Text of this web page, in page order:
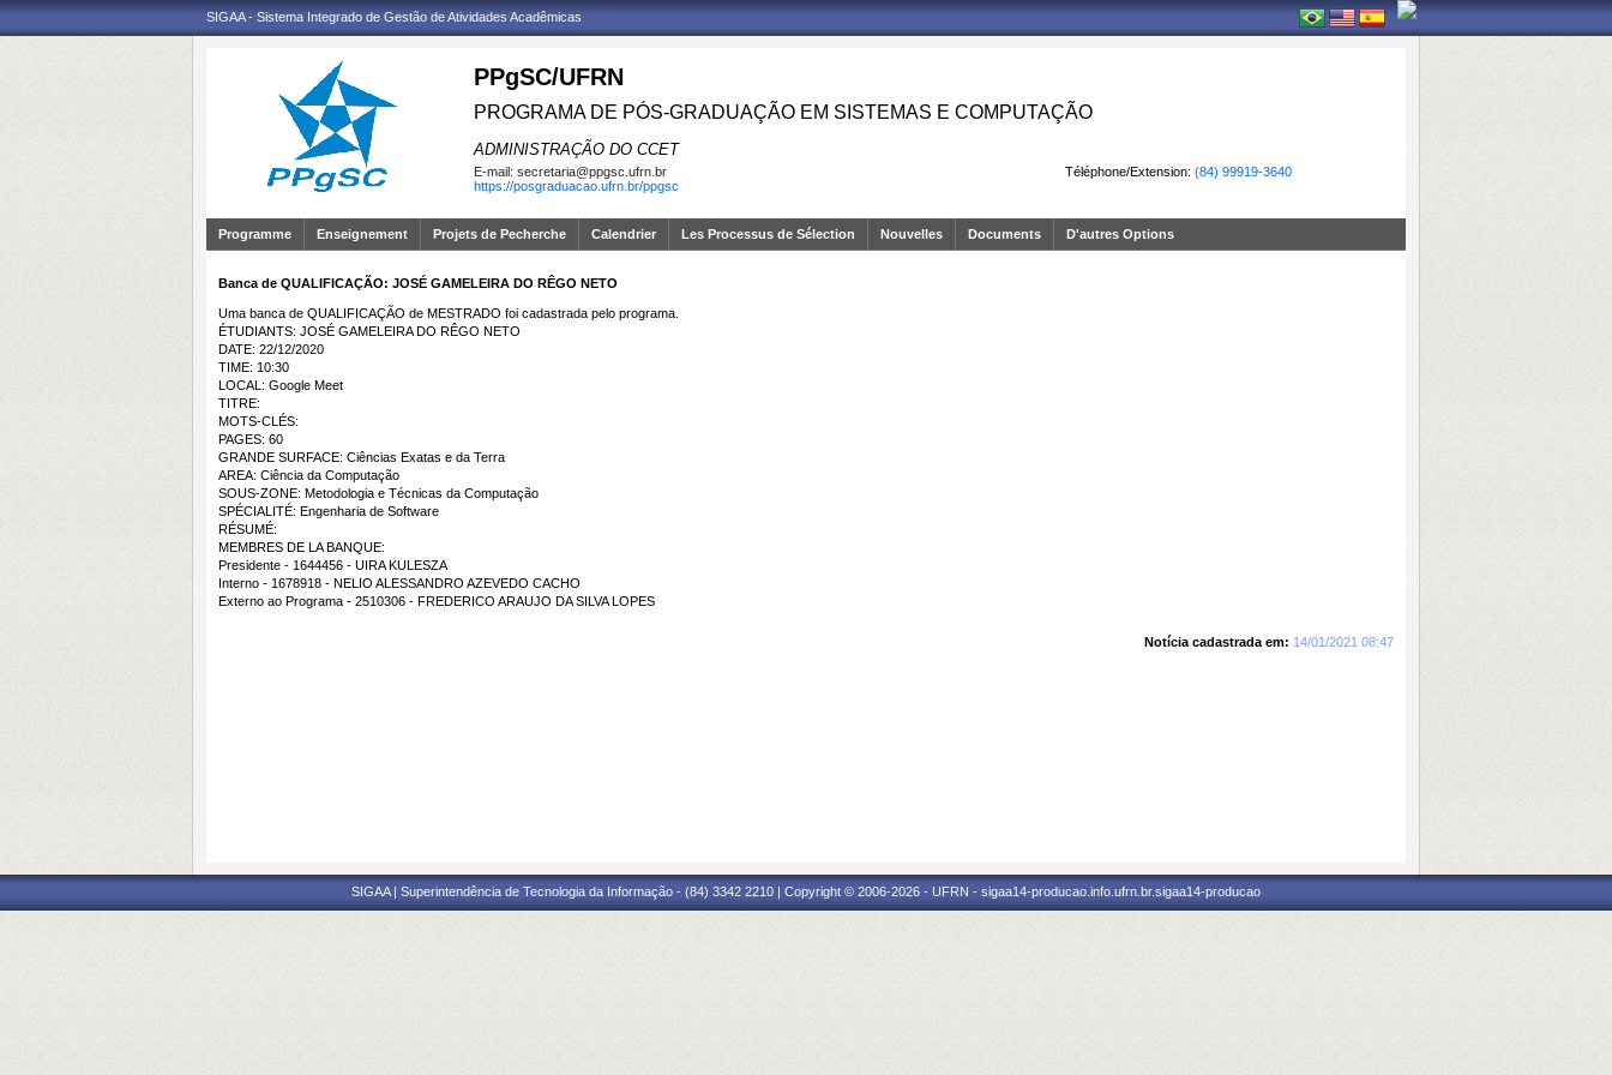
SIGAA - Sistema Integrado de Gestão de Atividades Acadêmicas
PPgSC/UFRN
PROGRAMA DE PÓS-GRADUAÇÃO EM SISTEMAS E COMPUTAÇÃO
ADMINISTRAÇÃO DO CCET
Téléphone/Extension: (84) 99919-3640
E-mail: secretaria@ppgsc.ufrn.br
https://posgraduacao.ufrn.br/ppgsc
Programme Enseignement Projets de Pecherche Calendrier Les Processus de Sélection Nouvelles Documents D'autres Options
Banca de QUALIFICAÇÃO: JOSÉ GAMELEIRA DO RÊGO NETO
Uma banca de QUALIFICAÇÃO de MESTRADO foi cadastrada pelo programa.
ÉTUDIANTS: JOSÉ GAMELEIRA DO RÊGO NETO
DATE: 22/12/2020
TIME: 10:30
LOCAL: Google Meet
TITRE:
MOTS-CLÉS:
PAGES: 60
GRANDE SURFACE: Ciências Exatas e da Terra
AREA: Ciência da Computação
SOUS-ZONE: Metodologia e Técnicas da Computação
SPÉCIALITÉ: Engenharia de Software
RÉSUMÉ:
MEMBRES DE LA BANQUE:
Presidente - 1644456 - UIRA KULESZA
Interno - 1678918 - NELIO ALESSANDRO AZEVEDO CACHO
Externo ao Programa - 2510306 - FREDERICO ARAUJO DA SILVA LOPES
Notícia cadastrada em: 14/01/2021 08:47
SIGAA | Superintendência de Tecnologia da Informação - (84) 3342 2210 | Copyright © 2006-2026 - UFRN - sigaa14-producao.info.ufrn.br.sigaa14-producao